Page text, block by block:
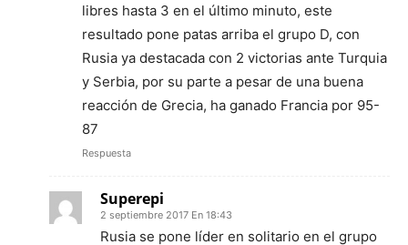
libres hasta 3 en el último minuto, este
resultado pone patas arriba el grupo D, con
Rusia ya destacada con 2 victorias ante Turquia
y Serbia, por su parte a pesar de una buena
reacción de Grecia, ha ganado Francia por 95-
87
Respuesta
Superepi
2 septiembre 2017 En 18:43
Rusia se pone líder en solitario en el grupo